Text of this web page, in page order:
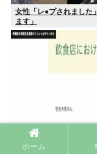
女性「レ●プされました
ます」
ホーム